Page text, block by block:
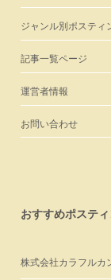
ジャンル別ポスティ
記事一覧ページ
運営者情報
お問い合わせ
おすすめポステ
株式会社カラフル